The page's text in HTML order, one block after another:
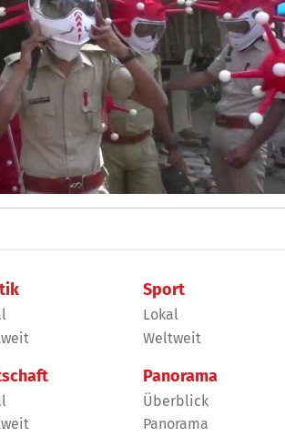
Sport
Lokal
Weltweit
Panorama
Überblick
Panorama